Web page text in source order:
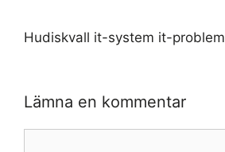
Hudiskvall it-system it-problem
Lämna en kommentar